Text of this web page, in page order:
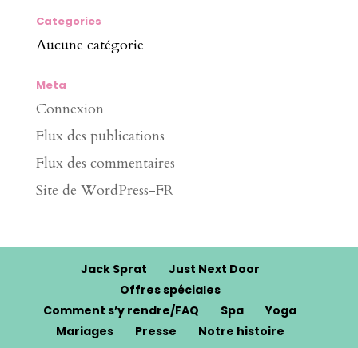
Categories
Aucune catégorie
Meta
Connexion
Flux des publications
Flux des commentaires
Site de WordPress-FR
Jack Sprat
Just Next Door
Offres spéciales
Comment s’y rendre/FAQ
Spa
Yoga
Mariages
Presse Notre histoire